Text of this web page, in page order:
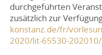
durchgeführten
zusätzlich zur
konstanz.de/fr/
2020/lit-65530-